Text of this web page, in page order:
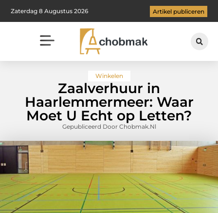
Zaterdag 8 Augustus 2026 Artikel publiceren
Winkelen
Zaalverhuur in
Haarlemmermeer: Waar
Moet U Echt op Letten?
Gepubliceerd Door Chobmak.nl